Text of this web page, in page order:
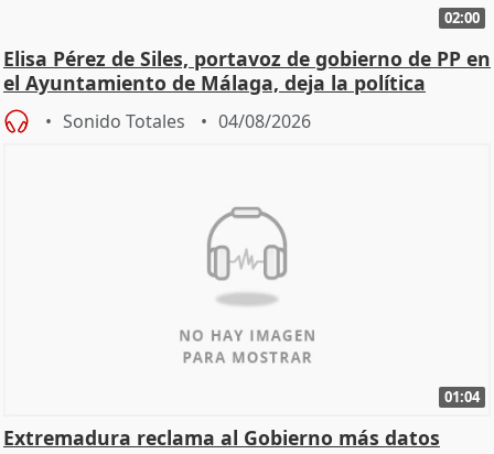
02:00
Elisa Pérez de Siles, portavoz de gobierno de PP en
el Ayuntamiento de Málaga, deja la política
Sonido Totales 04/08/2026
01:04
Extremadura reclama al Gobierno más datos